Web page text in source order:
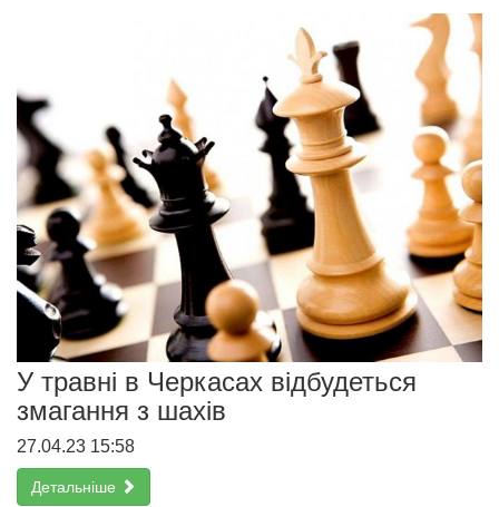
У травні в Черкасах відбудеться
змагання з шахів
27.04.23 15:58
Детальніше